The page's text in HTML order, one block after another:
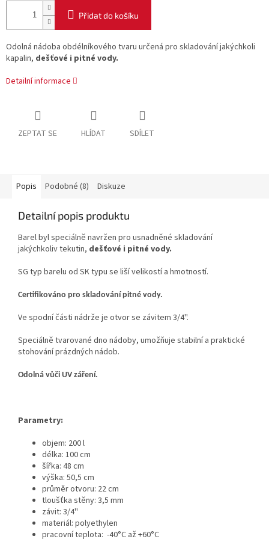
Přidat do košíku
Odolná nádoba obdélníkového tvaru určená pro skladování jakýchkoli
kapalin, dešťové i pitné vody.
Detailní informace
ZEPTAT SE HLÍDAT SDÍLET
Popis Podobné (8) Diskuze
Detailní popis produktu
Barel byl speciálně navržen pro usnadněné skladování
jakýchkoliv tekutin, dešťové i pitné vody.
SG typ barelu od SK typu se liší velikostí a hmotností.
Certifikováno pro skladování pitné vody.
Ve spodní části nádrže je otvor se závitem 3/4''.
Speciálně tvarované dno nádoby, umožňuje stabilní a praktické
stohování prázdných nádob.
Odolná vůči UV záření.
Parametry:
objem: 200 l
délka: 100 cm
šířka: 48 cm
výška: 50,5 cm
průměr otvoru: 22 cm
tloušťka stěny: 3,5 mm
závit: 3/4''
materiál: polyethylen
pracovní teplota: -40°C až +60°C